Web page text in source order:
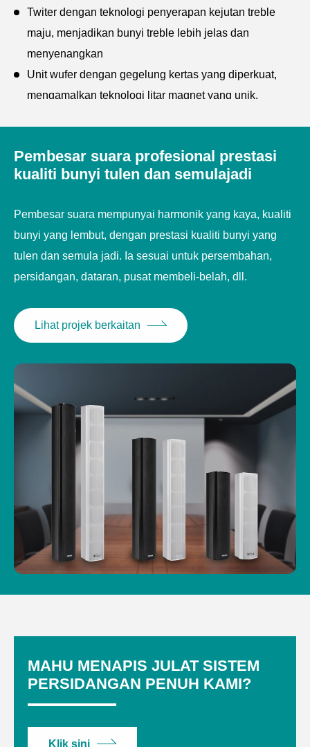
Twiter dengan teknologi penyerapan kejutan treble
maju, menjadikan bunyi treble lebih jelas dan
menyenangkan
Unit wufer dengan gegelung kertas yang diperkuat,
mengamalkan teknologi litar magnet yang unik,
Pembesar suara profesional prestasi
kualiti bunyi tulen dan semulajadi
Pembesar suara mempunyai harmonik yang kaya, kualiti
bunyi yang lembut, dengan prestasi kualiti bunyi yang
tulen dan semula jadi. Ia sesuai untuk persembahan,
persidangan, dataran, pusat membeli-belah, dll.
Lihat projek berkaitan
MAHU MENAPIS JULAT SISTEM
PERSIDANGAN PENUH KAMI?
Klik sini